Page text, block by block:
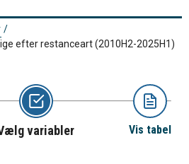
/
efter restanceart (2010H2-2025H1)
variabler Vis tabel